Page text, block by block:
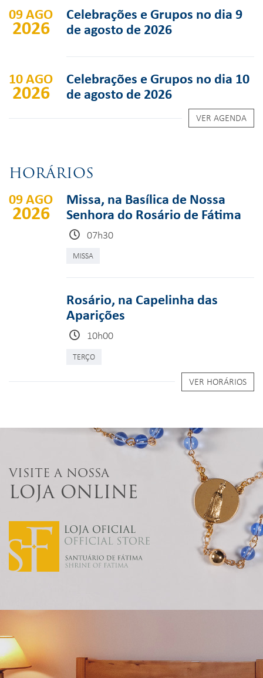
09 AGO
2026
Celebrações e Grupos no dia 9
de agosto de 2026
10 AGO
2026
Celebrações e Grupos no dia 10
de agosto de 2026
VER AGENDA
HORÁRIOS
09 AGO
2026
Missa, na Basílica de Nossa
Senhora do Rosário de Fátima
07h30
MISSA
Rosário, na Capelinha das
Aparições
10h00
TERÇO
VER HORÁRIOS
VISITE A NOSSA
LOJA ONLINE